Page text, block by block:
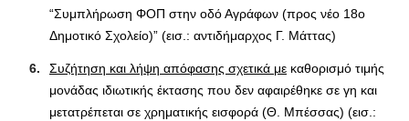
“Συμπλήρωση ΦΟΠ στην οδό Αγράφων (προς νέο 18ο
Δημοτικό Σχολείο)” (εισ.: αντιδήμαρχος Γ. Μάττας)
Συζήτηση και λήψη απόφασης σχετικά με καθορισμό τιμής
μονάδας ιδιωτικής έκτασης που δεν αφαιρέθηκε σε γη και
μετατρέπεται σε χρηματικής εισφορά (Θ. Μπέσσας) (εισ.: